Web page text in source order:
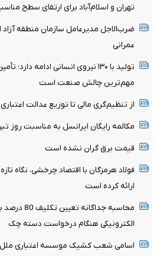
تهران و اسلام‌آباد برای ارتقای سطح
ضرب‌الاجل مدیرعامل سازمان منطقه آزاد
عمرانی
تولید با ۱۳۰ نیروی انسانی ادامه
مهم‌ترین چالش صنعت است
از تنظیم‌گری مالی تا توزیع عدالت اعتباری
مکالمه رایگان ایرانسل به مناسبت روز
قیمت برق گران نشده است
فولاد هرمزگان با اقتصاد چرخشی، نگاه
ارائه کرده است
محاسبه
الکترونیکی هنگام درخواست دسته چک